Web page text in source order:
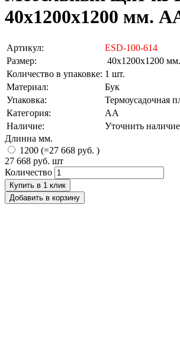
40х1200х1200 мм.
Артикул:
ESD-100-614
Размер:
40х1200х1200 мм.
Количество в упаковке: 1 шт.
Материал:
Бук
Упаковка:
Термоусадочная
Категория:
АА
Наличие:
Уточнить наличие
Длинна мм.
1200 (=27 668 руб. )
27 668 руб. шт
Количество
Купить в 1 клик
Добавить в корзину